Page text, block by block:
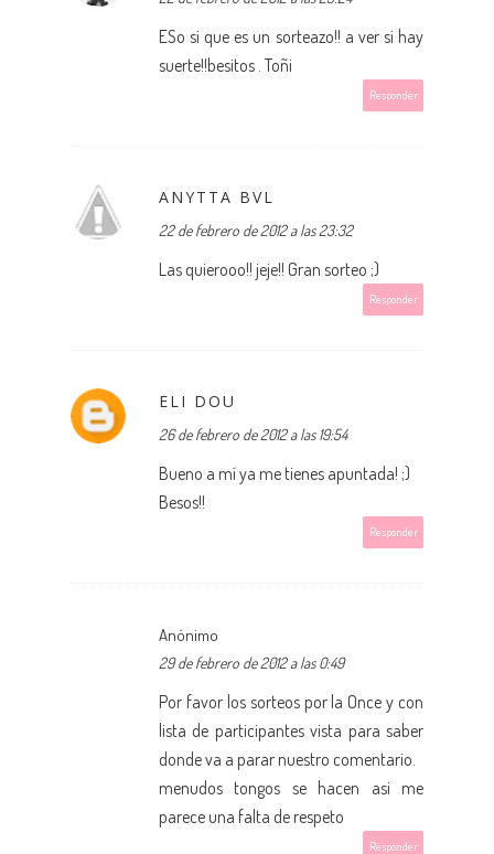
ESo si que es un sorteazo!! a ver si hay
suerte!!besitos . Toñi
Responder
ANYTTA BVL
22 de febrero de 2012 a las 23:32
Las quierooo!! jeje!! Gran sorteo ;)
Responder
ELI DOU
26 de febrero de 2012 a las 19:54
Bueno a mí ya me tienes apuntada! ;)
Besos!!
Responder
Anónimo
29 de febrero de 2012 a las 0:49
Por favor los sorteos por la Once y con
lista de participantes vista para saber
donde va a parar nuestro comentario.
menudos tongos se hacen asi me
parece una falta de respeto
Responder